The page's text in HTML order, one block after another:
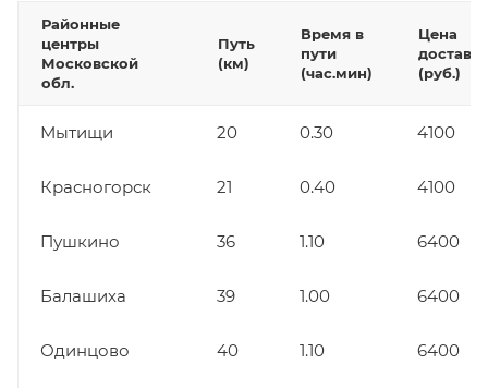
Районные
центры
Московской
обл.
Путь
(км)
Время в
пути
(час.мин)
Цена
(руб.)
Мытищи 20 0.30 4100
Красногорск 21 0.40 4100
Пушкино 36 1.10 6400
Балашиха 39 1.00 6400
Одинцово 40 1.10 6400